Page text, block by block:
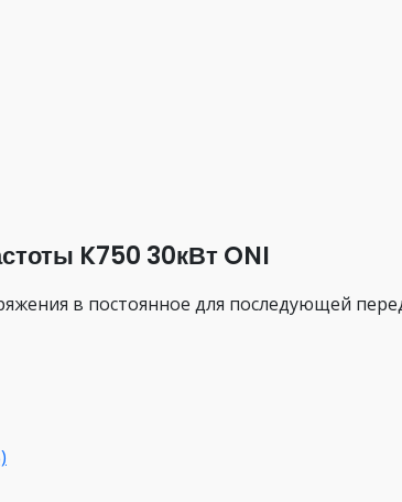
K750 30кВт ONI
в постоянное для последующей